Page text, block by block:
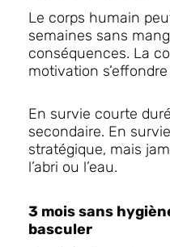
Le corps humain
semaines sans
conséquences. La
motivation
En survie courte
secondaire. En
stratégique, mais
l’abri ou l’eau.
3 mois sans
basculer